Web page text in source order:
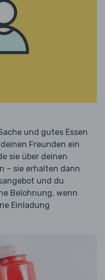
und gutes Essen
Freunden ein
sie über deinen
– sie erhalten dann
und du
Belohnung, wenn
Einladung